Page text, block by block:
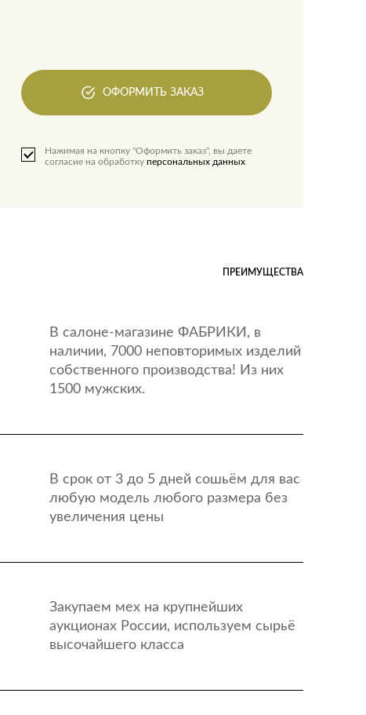
ОФОРМИТЬ ЗАКАЗ
Нажимая на кнопку "Оформить заказ", вы даете
согласие на обработку персональных данных
ПРЕИМУЩЕСТВА
В салоне-магазине ФАБРИКИ, в
наличии, 7000 неповторимых изделий
собственного производства! Из них
1500 мужских.
В срок от 3 до 5 дней сошьём для вас
любую модель любого размера без
увеличения цены
Закупаем мех на крупнейших
аукционах России, используем сырьё
высочайшего класса